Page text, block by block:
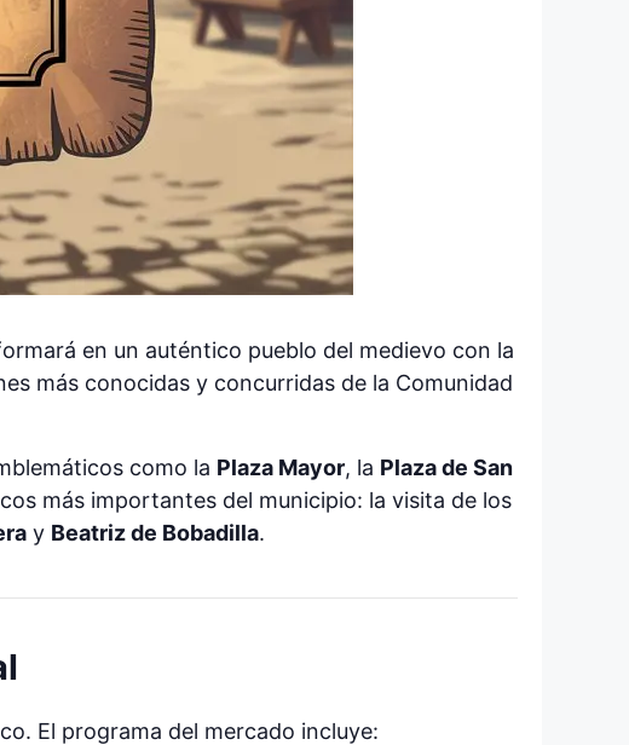
en un auténtico pueblo del medievo con la
más conocidas y concurridas de la Comunidad
como la Plaza Mayor, la Plaza de San
más importantes del municipio: la visita de los
y Beatriz de Bobadilla.
El programa del mercado incluye: